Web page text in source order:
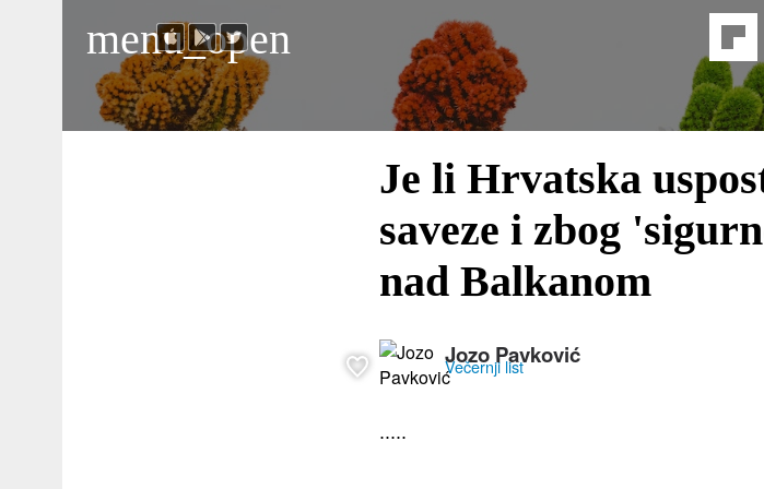
menu_open
Je li Hrvatska
saveze i zbog
nad Balkanom
Jozo Pavković
Večernji list
.....